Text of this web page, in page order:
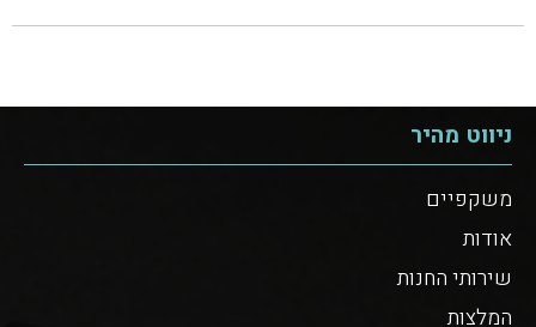
ניווט מהיר
משקפיים
אודות
שירותי החנות
המלצות